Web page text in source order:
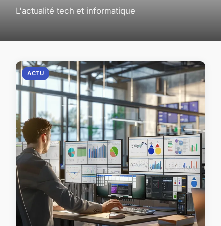
L'actualité tech et informatique
ACTU